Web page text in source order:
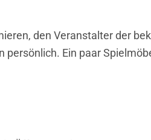
den Veranstalter der
Ein paar